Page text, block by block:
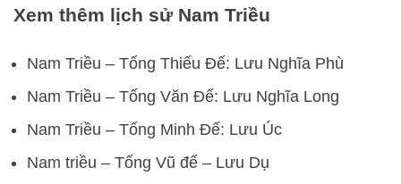
Xem thêm lịch sử Nam Triều
Nam Triều – Tống Thiếu Đế: Lưu Nghĩa Phù
Nam Triều – Tống Văn Đế: Lưu Nghĩa Long
Nam Triều – Tống Minh Đế: Lưu Úc
Nam triều – Tống Vũ đế – Lưu Dụ